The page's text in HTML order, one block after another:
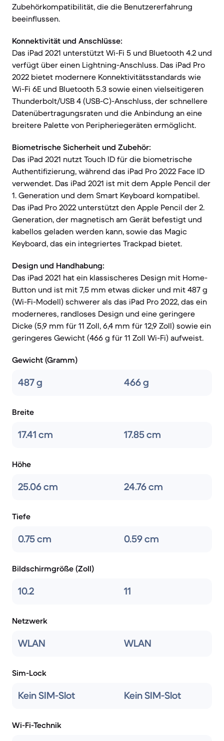
Zubehörkompatibilität, die die Benutzererfahrung
beeinflussen.
Konnektivität und Anschlüsse:
Das iPad 2021 unterstützt Wi-Fi 5 und Bluetooth 4.2 und
verfügt über einen Lightning-Anschluss. Das iPad Pro
2022 bietet modernere Konnektivitätsstandards wie
Wi-Fi 6E und Bluetooth 5.3 sowie einen vielseitigeren
Thunderbolt/USB 4 (USB-C)-Anschluss, der schnellere
Datenübertragungsraten und die Anbindung an eine
breitere Palette von Peripheriegeräten ermöglicht.
Biometrische Sicherheit und Zubehör:
Das iPad 2021 nutzt Touch ID für die biometrische
Authentifizierung, während das iPad Pro 2022 Face ID
verwendet. Das iPad 2021 ist mit dem Apple Pencil der
1. Generation und dem Smart Keyboard kompatibel.
Das iPad Pro 2022 unterstützt den Apple Pencil der 2.
Generation, der magnetisch am Gerät befestigt und
kabellos geladen werden kann, sowie das Magic
Keyboard, das ein integriertes Trackpad bietet.
Design und Handhabung:
Das iPad 2021 hat ein klassischeres Design mit Home-
Button und ist mit 7,5 mm etwas dicker und mit 487 g
(Wi-Fi-Modell) schwerer als das iPad Pro 2022, das ein
moderneres, randloses Design und eine geringere
Dicke (5,9 mm für 11 Zoll, 6,4 mm für 12,9 Zoll) sowie ein
geringeres Gewicht (466 g für 11 Zoll Wi-Fi) aufweist.
Gewicht (Gramm)
487 g 466 g
Breite
17.41 cm 17.85 cm
Höhe
25.06 cm 24.76 cm
Tiefe
0.75 cm 0.59 cm
Bildschirmgröße (Zoll)
10.2 11
Netzwerk
WLAN WLAN
Sim-Lock
Kein SIM-Slot Kein SIM-Slot
Wi-Fi-Technik